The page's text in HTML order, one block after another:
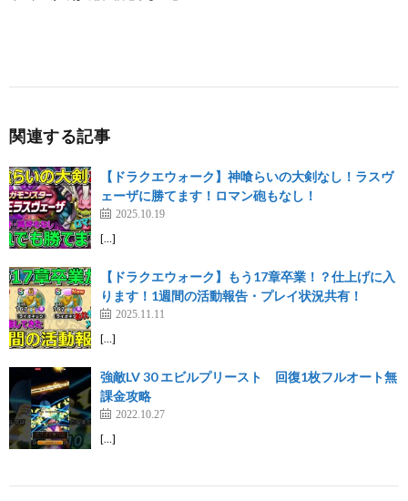
関連する記事
【ドラクエウォーク】神喰らいの大剣なし！ラスヴ
ェーザに勝てます！ロマン砲もなし！
2025.10.19
[…]
【ドラクエウォーク】もう17章卒業！？仕上げに入
ります！1週間の活動報告・プレイ状況共有！
2025.11.11
[…]
強敵LV 30 エビルプリースト 回復1枚フルオート無
課金攻略
2022.10.27
[…]